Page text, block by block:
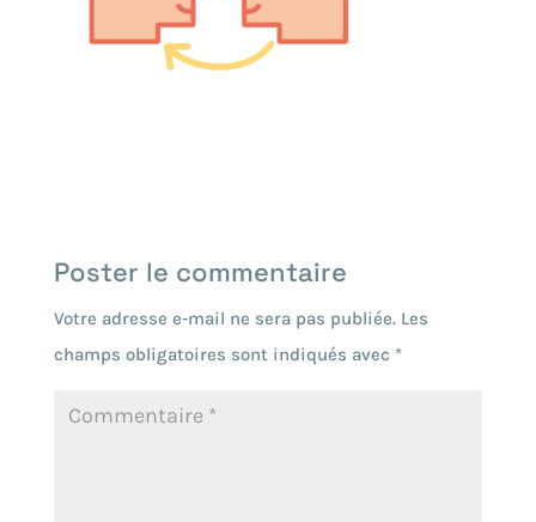
Poster le commentaire
Votre adresse e-mail ne sera pas publiée. Les
champs obligatoires sont indiqués avec *